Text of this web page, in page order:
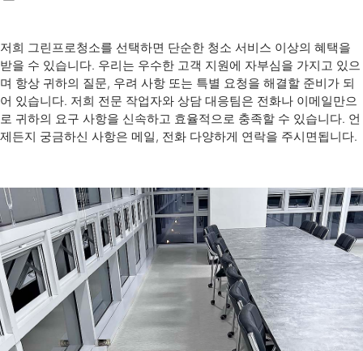
저희 그린프로청소를 선택하면 단순한 청소 서비스 이상의 혜택을
받을 수 있습니다. 우리는 우수한 고객 지원에 자부심을 가지고 있으
며 항상 귀하의 질문, 우려 사항 또는 특별 요청을 해결할 준비가 되
어 있습니다. 저희 전문 작업자와 상담 대응팀은 전화나 이메일만으
로 귀하의 요구 사항을 신속하고 효율적으로 충족할 수 있습니다. 언
제든지 궁금하신 사항은 메일, 전화 다양하게 연락을 주시면됩니다.